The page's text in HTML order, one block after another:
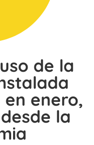
de la
en enero,
la